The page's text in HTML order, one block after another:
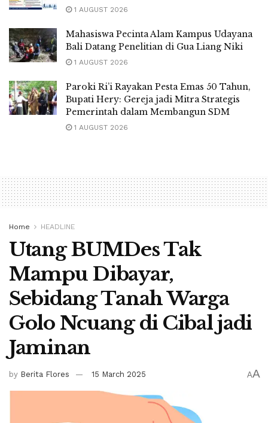
1 AUGUST 2026
Mahasiswa Pecinta Alam Kampus Udayana
Bali Datang Penelitian di Gua Liang Niki
1 AUGUST 2026
Paroki Ri’i Rayakan Pesta Emas 50 Tahun,
Bupati Hery: Gereja jadi Mitra Strategis
Pemerintah dalam Membangun SDM
1 AUGUST 2026
Home HEADLINE
Utang BUMDes Tak
Mampu Dibayar,
Sebidang Tanah Warga
Golo Ncuang di Cibal jadi
Jaminan
by Berita Flores 15 March 2025 AA